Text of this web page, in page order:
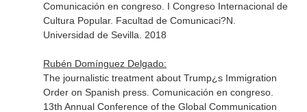
Comunicación en congreso. I Congreso Internacional de
Cultura Popular. Facultad de Comunicaci?N.
Universidad de Sevilla. 2018
Rubén Domínguez Delgado:
The journalistic treatment about Trump¿s Immigration
Order on Spanish press. Comunicación en congreso.
13th Annual Conference of the Global Communication